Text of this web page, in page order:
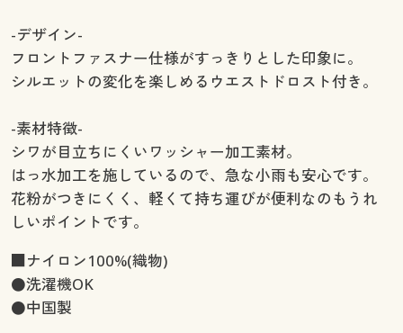
-デザイン-
フロントファスナー仕様がすっきりとした印象に。
シルエットの変化を楽しめるウエストドロスト付き。
-素材特徴-
シワが目立ちにくいワッシャー加工素材。
はっ水加工を施しているので、急な小雨も安心です。
花粉がつきにくく、軽くて持ち運びが便利なのもうれ
しいポイントです。
■ナイロン100%(織物)
●洗濯機OK
●中国製